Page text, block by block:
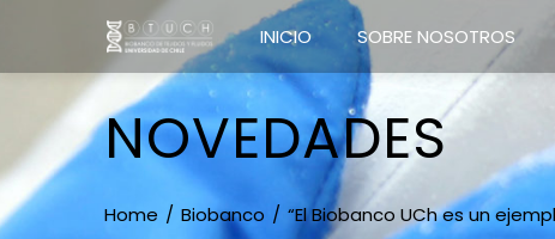
INICIO SOBRE NOSOTROS
NOVEDADES
Home Biobanco “El Biobanco UCh es un